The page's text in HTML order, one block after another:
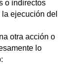
o indirectos
ejecución del
otra acción o
lo